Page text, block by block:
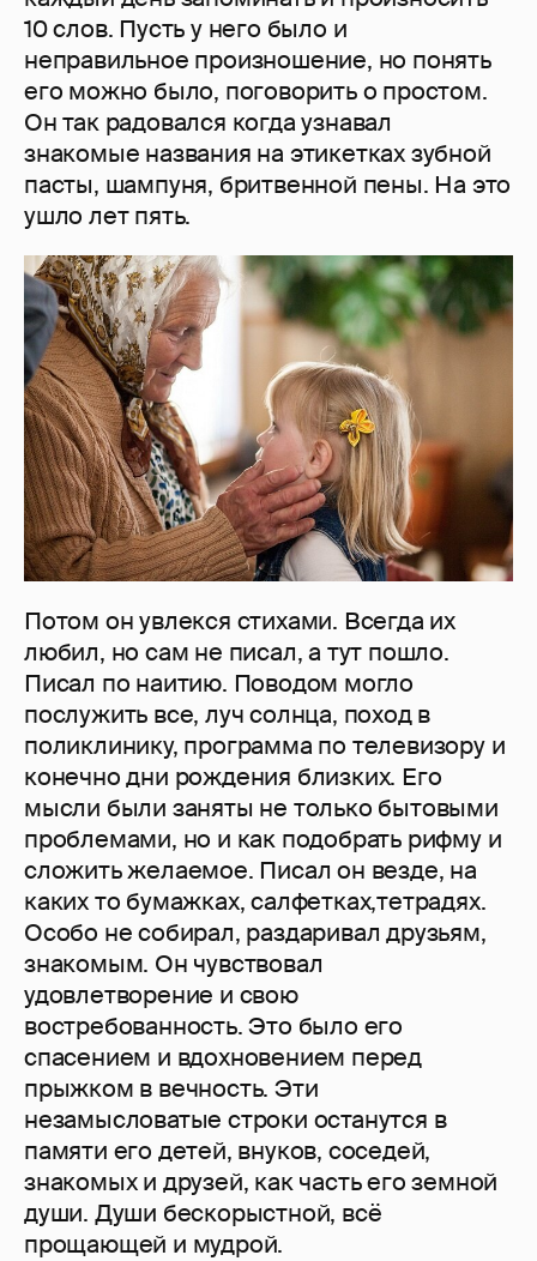
10 слов. Пусть у него было и
неправильное произношение, но понять
его можно было, поговорить о простом.
Он так радовался когда узнавал
знакомые названия на этикетках зубной
пасты, шампуня, бритвенной пены. На это
ушло лет пять.
Потом он увлекся стихами. Всегда их
любил, но сам не писал, а тут пошло.
Писал по наитию. Поводом могло
послужить все, луч солнца, поход в
поликлинику, программа по телевизору и
конечно дни рождения близких. Его
мысли были заняты не только бытовыми
проблемами, но и как подобрать рифму и
сложить желаемое. Писал он везде, на
каких то бумажках, салфетках,тетрадях.
Особо не собирал, раздаривал друзьям,
знакомым. Он чувствовал
удовлетворение и свою
востребованность. Это было его
спасением и вдохновением перед
прыжком в вечность. Эти
незамысловатые строки останутся в
памяти его детей, внуков, соседей,
знакомых и друзей, как часть его земной
души. Души бескорыстной, всё
прощающей и мудрой.